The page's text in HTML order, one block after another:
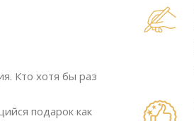
Кто хотя бы раз
подарок как